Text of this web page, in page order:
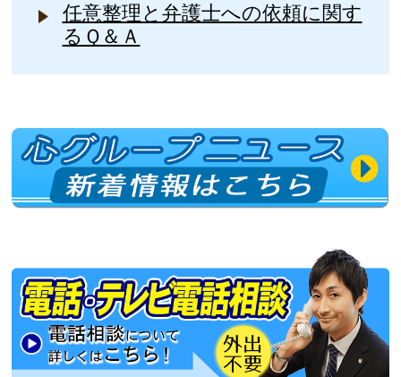
任意整理と弁護士への依頼に関す
るＱ＆Ａ